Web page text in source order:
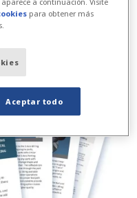
para obtener más
Aceptar todo